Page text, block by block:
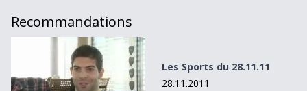
Recommandations
Les Sports du 28.11.11
Les Sports du 28.11.11
28.11.2011